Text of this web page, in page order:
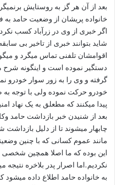
بعد از آن هر گز به روستایش
خانواده پریشان از وضعیت حامد به
اگر خبری از وی در زرآباد کسب
شاید بتوانند خبری از تاخیر بی
اقوامشان تلفنی تماس میگرد و
دستگیر نموده است و اینگونه شرح
گرفته و وی را به زور سوار خودرو
خودرو حرکت نموده ولی با توجه
پیدا میکنند که مطعلق به یک نهاد
بعد از شنیدن خبر بازداشت حامد
چابهار میشوند تا از دلیل
مانند عموم کسانی که با چنین
این بوده که ما اصلا همچین شخصی
نکردیم.اما اصرار پدر بلاخره
به خانواده حامد اطلاع داده